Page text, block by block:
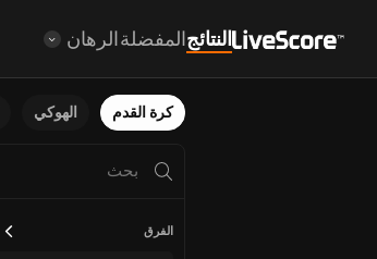
النتائجالمفضلةالرهان
كرة القدم الهوكي
الفرق